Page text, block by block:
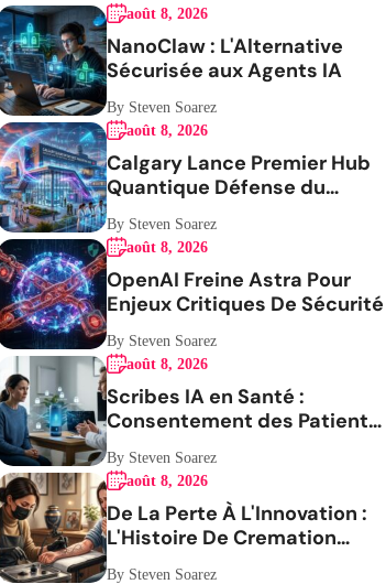
août 8, 2026
NanoClaw : L'Alternative
Sécurisée aux Agents IA
By Steven Soarez
août 8, 2026
Calgary Lance Premier Hub
Quantique Défense du
Canada
By Steven Soarez
août 8, 2026
OpenAI Freine Astra Pour
Enjeux Critiques De Sécurité
By Steven Soarez
août 8, 2026
Scribes IA en Santé :
Consentement des Patients
en Question
By Steven Soarez
août 8, 2026
De La Perte À L'Innovation :
L'Histoire De Cremation
Tattoos
By Steven Soarez